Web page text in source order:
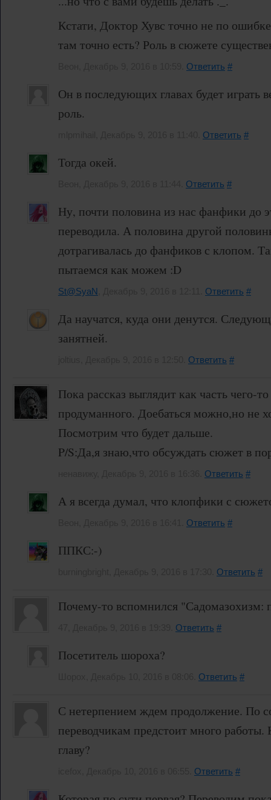
Кстати, Доктор Хувс точно не по
там точно есть? Роль в сюжете
Ответить #
Он в последующих главах будет играть
роль.
Ответить #
Тогда окей.
Ответить #
Ну, почти половина из нас фанфики до
переводила. А половина другой
дотрагивалась до фанфиков с клопом.
пытаемся как можем :D
St@SyaN Ответить #
Да научатся, куда они денутся.
занятней.
Ответить #
Пока рассказ выглядит как часть чего-
продуманного. Доебаться можно,но не
Посмотрим что будет дальше.
P/S:Да,я знаю,что обсуждать сюжет в
Ответить #
А я всегда думал, что клопфики с
Ответить #
ППКС:-)
Ответить #
Почему-то вспомнился "Садомазохизм:
Ответить #
Посетитель шороха?
Ответить #
С нетерпением ждем продолжение. По
переводчикам предстоит много
главу?
Ответить #